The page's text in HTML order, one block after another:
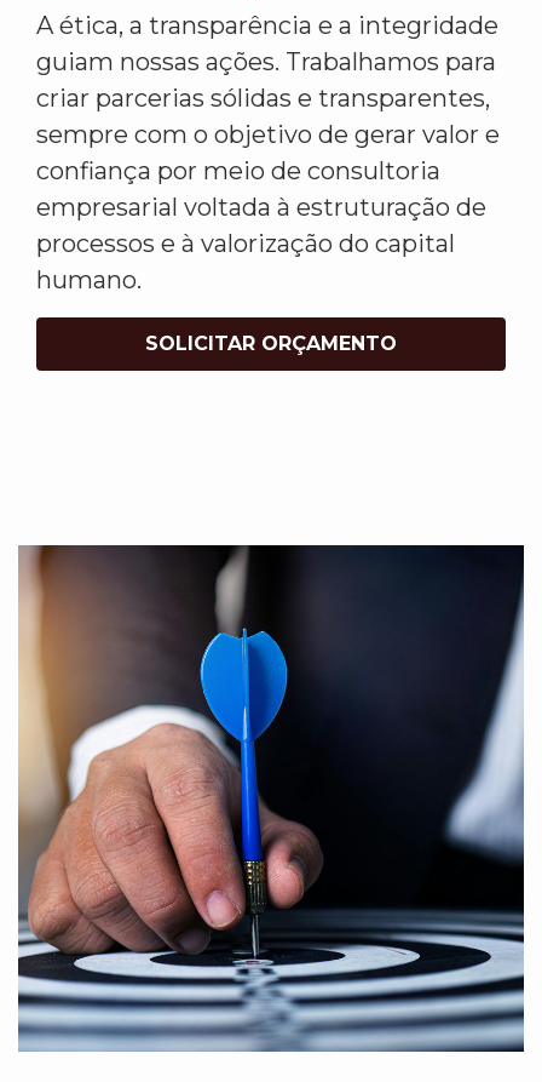
A ética, a transparência e a integridade
guiam nossas ações. Trabalhamos para
criar parcerias sólidas e transparentes,
sempre com o objetivo de gerar valor e
confiança por meio de consultoria
empresarial voltada à estruturação de
processos e à valorização do capital
humano.
SOLICITAR ORÇAMENTO